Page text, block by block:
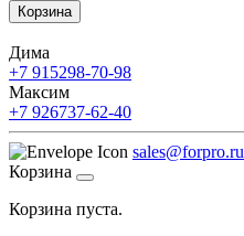
Корзина
Дима
+7 915298-70-98
Максим
+7 926737-62-40
sales@forpro.ru
Корзина
Корзина пуста.